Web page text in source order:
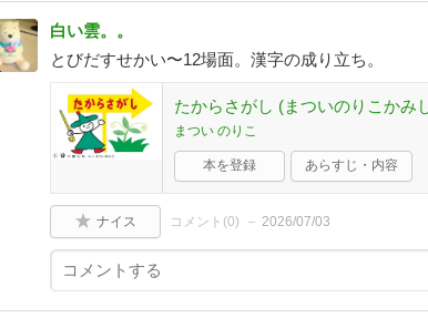
白い雲。。
とびだすせかい〜12場面。漢字の成り立ち。
たからさがし (まついのりこかみ
まつい のりこ
本を登録 あらすじ・内容
ナイス コメント(0) 2026/07/03